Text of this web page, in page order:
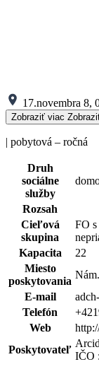
17.novembra 8,
Zobraziť viac
| pobytová – ročná
Druh
sociálne
služby
Rozsah
Cieľová
skupina
FO
Kapacita
22
Miesto
poskytovania
E-mail
Telefón
Web
Poskytovateľ
IČO